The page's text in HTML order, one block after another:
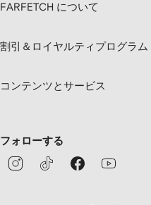
FARFETCH について
割引＆ロイヤルティプログラム
コンテンツとサービス
フォローする